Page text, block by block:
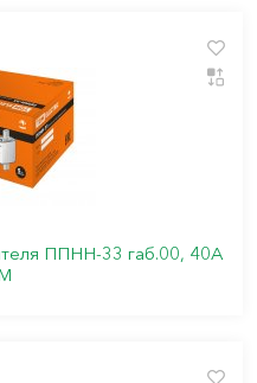
ППНН-33 габ.00, 40А